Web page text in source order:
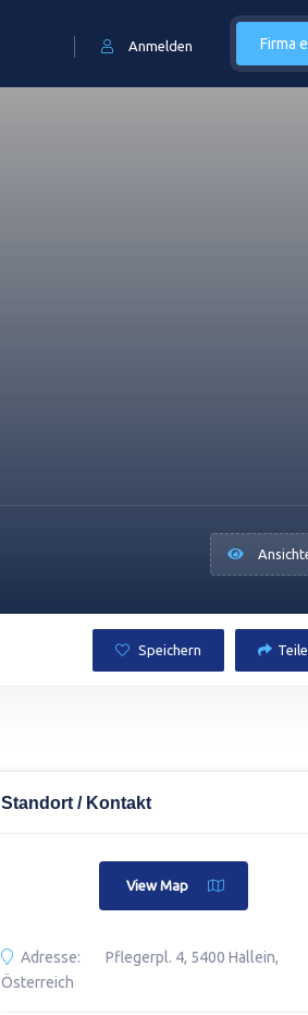
Firma
Anmelden
Speichern
Standort / Kontakt
View Map
Adresse:
Pflegerpl. 4, 5400 Hallein,
Österreich